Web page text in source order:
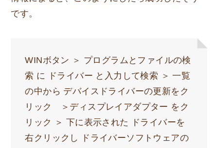
です。
WINボタン ＞ プログラムとファイルの検
索 に ドライバー と入力して検索 ＞ 一覧
の中から デバイスドライバーの更新をク
リック ＞ディスプレイアダプター をク
リック ＞ 下に表示された ドライバーを
右クリックし ドライバーソフトウェアの